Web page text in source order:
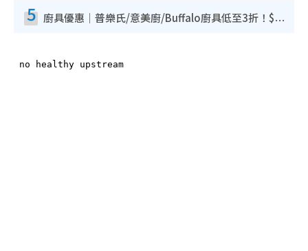
5 廚具優惠｜普樂氏/意美廚/Buffalo廚具低至3折！$89起買煎鍋／炒鑊／個人鍋 同場小家電激減至$99起